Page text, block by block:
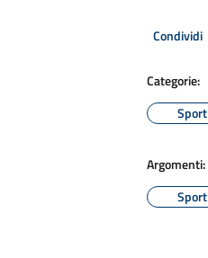
Condividi
Categorie:
Sport
Argomenti:
Sport